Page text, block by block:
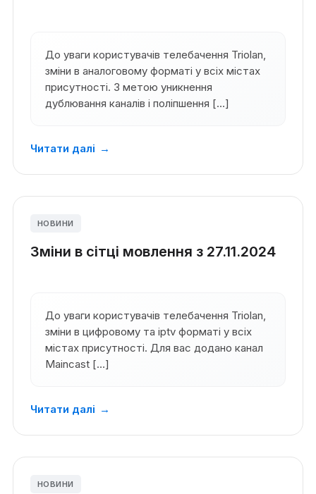
До уваги користувачів телебачення Triolan,
зміни в аналоговому форматі у всіх містах
присутності. З метою уникнення
дублювання каналів і поліпшення […]
Читати далі →
НОВИНИ
Зміни в сітці мовлення з 27.11.2024
До уваги користувачів телебачення Triolan,
зміни в цифровому та iptv форматі у всіх
містах присутності. Для вас додано канал
Maincast […]
Читати далі →
НОВИНИ